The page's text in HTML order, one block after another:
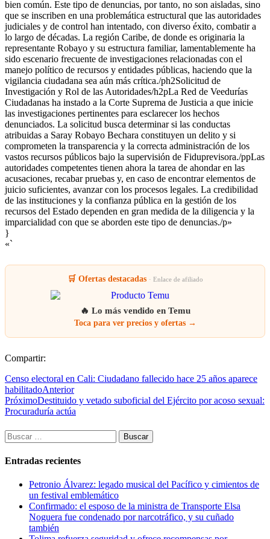
bien común. Este tipo de denuncias, por tanto, no son aisladas, sino
que se inscriben en una problemática estructural que las autoridades
judiciales y de control han intentado, con diverso éxito, combatir a
lo largo de décadas. La región Caribe, de donde es originaria la
representante Robayo y su estructura familiar, lamentablemente ha
sido escenario frecuente de investigaciones relacionadas con el
manejo político de recursos y entidades públicas, haciendo que la
vigilancia ciudadana sea aún más crítica./ph2Solicitud de
Investigación y Rol de las Autoridades/h2pLa Red de Veedurías
Ciudadanas ha instado a la Corte Suprema de Justicia a que inicie
las investigaciones pertinentes para esclarecer los hechos
denunciados. La solicitud busca determinar si las conductas
atribuidas a Saray Robayo Bechara constituyen un delito y si
comprometen la transparencia y la correcta administración de los
vastos recursos públicos bajo la supervisión de Fiduprevisora./ppLas
autoridades competentes tienen ahora la tarea de ahondar en las
acusaciones, recabar pruebas y, en caso de encontrar elementos de
juicio suficientes, avanzar con los procesos legales. La credibilidad
de las instituciones y la confianza pública en la gestión de los
recursos del Estado dependen en gran medida de la diligencia y la
imparcialidad con que se aborden este tipo de denuncias./p»
}
«`
🛒 Ofertas destacadas · Enlace de afiliado
🔥 Lo más vendido en Temu
Toca para ver precios y ofertas →
Compartir:
Censo electoral en Cali: Ciudadano fallecido hace 25 años aparece
habilitadoAnterior
PróximoDestituido y vetado suboficial del Ejército por acoso sexual:
Procuraduría actúa
Buscar:
Entradas recientes
Petronio Álvarez: legado musical del Pacífico y cimientos de
un festival emblemático
Confirmado: el esposo de la ministra de Transporte Elsa
Noguera fue condenado por narcotráfico, y su cuñado
también